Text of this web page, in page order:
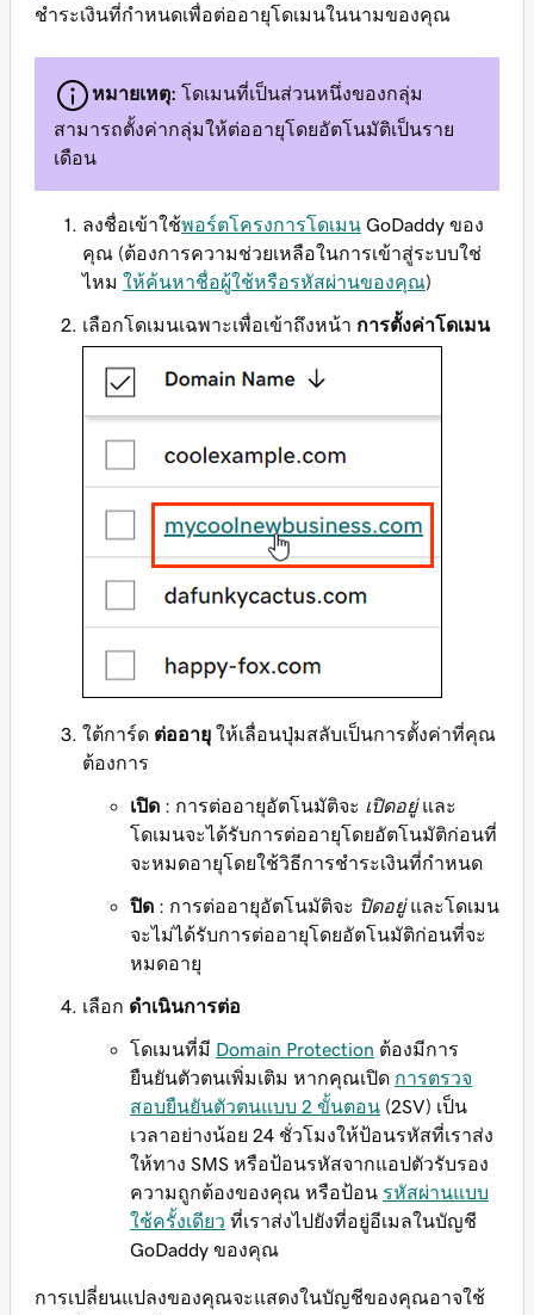
ชำระเงินที่กำหนดเพื่อต่ออายุโดเมนในนามของคุณ
หมายเหตุ: โดเมนที่เป็นส่วนหนึ่งของกลุ่ม
สามารถตั้งค่ากลุ่มให้ต่ออายุโดยอัตโนมัติเป็นราย
เดือน
ลงชื่อเข้าใช้พอร์ตโครงการโดเมน GoDaddy ของ
คุณ (ต้องการความช่วยเหลือในการเข้าสู่ระบบใช่
ไหม ให้ค้นหาชื่อผู้ใช้หรือรหัสผ่านของคุณ)
เลือกโดเมนเฉพาะเพื่อเข้าถึงหน้า การตั้งค่าโดเมน
ใต้การ์ด ต่ออายุ ให้เลื่อนปุ่มสลับเป็นการตั้งค่าที่คุณ
ต้องการ
เปิด : การต่ออายุอัตโนมัติจะ เปิดอยู่และ
โดเมนจะได้รับการต่ออายุโดยอัตโนมัติก่อนที่
จะหมดอายุโดยใช้วิธีการชำระเงินที่กำหนด
ปิด : การต่ออายุอัตโนมัติจะ ปิดอยู่และโดเมน
จะไม่ได้รับการต่ออายุโดยอัตโนมัติก่อนที่จะ
หมดอายุ
เลือก ดำเนินการต่อ
โดเมนที่มี Domain Protection ต้องมีการ
ยืนยันตัวตนเพิ่มเติม หากคุณเปิด การตรวจ
สอบยืนยันตัวตนแบบ 2 ขั้นตอน (2SV) เป็น
เวลาอย่างน้อย 24 ชั่วโมงให้ป้อนรหัสที่เราส่ง
ให้ทาง SMS หรือป้อนรหัสจากแอปตัวรับรอง
ความถูกต้องของคุณ หรือป้อน รหัสผ่านแบบ
ใช้ครั้งเดียว ที่เราส่งไปยังที่อยู่อีเมลในบัญชี
GoDaddy ของคุณ
การเปลี่ยนแปลงของคุณจะแสดงในบัญชีของคุณอาจใช้